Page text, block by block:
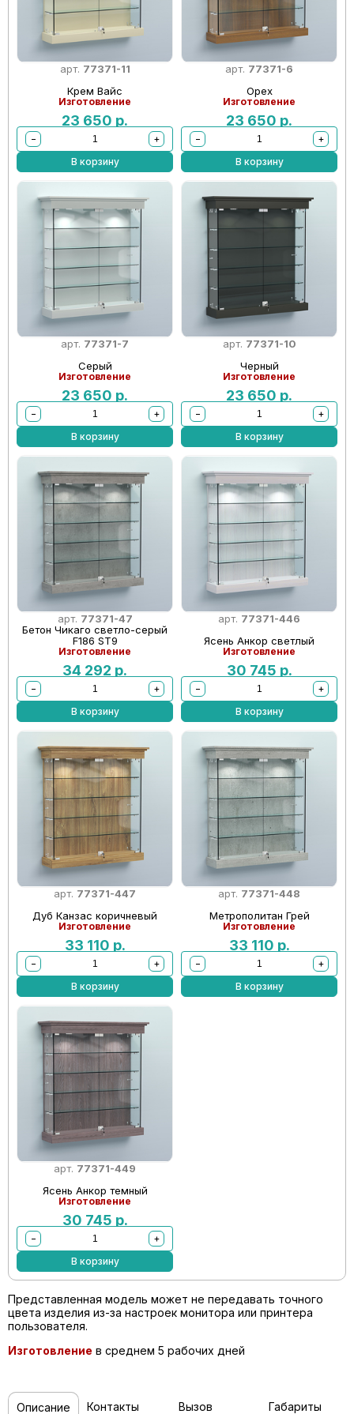
арт. 77371-11
Крем Вайс
Изготовление
23 650 р.
−
+
В корзину
арт. 77371-6
Орех
Изготовление
23 650 р.
−
+
В корзину
арт. 77371-7
Серый
Изготовление
23 650 р.
−
+
В корзину
арт. 77371-10
Черный
Изготовление
23 650 р.
−
+
В корзину
арт. 77371-47
Бетон Чикаго светло-серый
F186 ST9
Изготовление
34 292 р.
−
+
В корзину
арт. 77371-446
Ясень Анкор светлый
Изготовление
30 745 р.
−
+
В корзину
арт. 77371-447
Дуб Канзас коричневый
Изготовление
33 110 р.
−
+
В корзину
арт. 77371-448
Метрополитан Грей
Изготовление
33 110 р.
−
+
В корзину
арт. 77371-449
Ясень Анкор темный
Изготовление
30 745 р.
−
+
В корзину
Представленная модель может не передавать точного
цвета изделия из-за настроек монитора или принтера
пользователя.
Изготовление в среднем 5 рабочих дней
Описание Контакты
Вызов
Габариты